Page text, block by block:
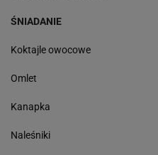
ŚNIADANIE
Koktajle owocowe
Omlet
Kanapka
Naleśniki